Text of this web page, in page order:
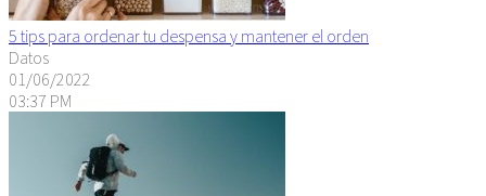
5 tips para ordenar tu despensa y mantener el orden
Datos
01/06/2022
03:37 PM